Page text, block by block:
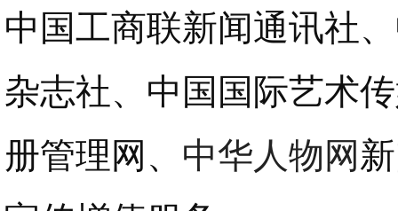
中国工商联新闻通讯社
杂志社、中国国际艺术
册管理网、 中华人物网